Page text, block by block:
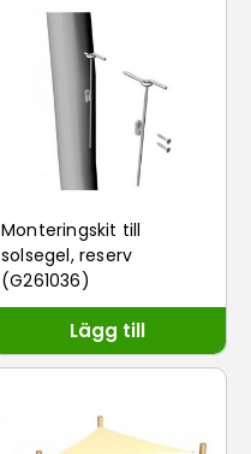
Monteringskit till
solsegel, reserv
(G261036)
Lägg till